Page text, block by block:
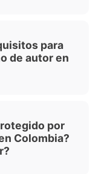
para
de autor en
por
Colombia?